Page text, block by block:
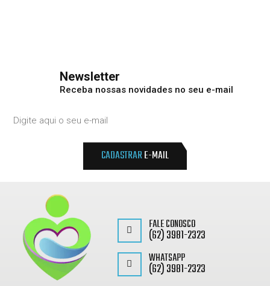
Newsletter
Receba nossas novidades no seu e-mail
CADASTRARE-MAIL
FALE CONOSCO
(62) 3981-2323
WHATSAPP
(62) 3981-2323